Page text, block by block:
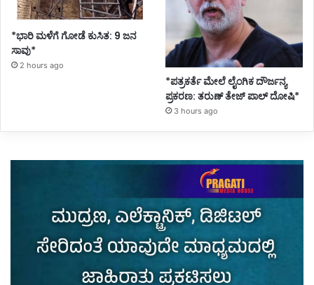
*ಭಾರಿ ಮಳೆಗೆ ಗೋಡೆ ಕುಸಿತ: 9 ಜನ
ಸಾವು*
2 hours ago
*ಪತ್ರಕರ್ತೆ ಮೇಲೆ ಲೈಂಗಿಕ ದೌರ್ಜನ್ಯ
ಪ್ರಕರಣ: ತರುಣ್ ತೇಜ್ ಪಾಲ್ ದೋಷಿ*
3 hours ago